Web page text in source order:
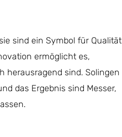
sind ein Symbol für Qualität
ermöglicht es,
herausragend sind. Solingen
das Ergebnis sind Messer,